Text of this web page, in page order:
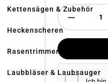
Kettensägen & Zubehör
Heckenscheren
Rasentrimmer &
Laubbläser & Laubsauger